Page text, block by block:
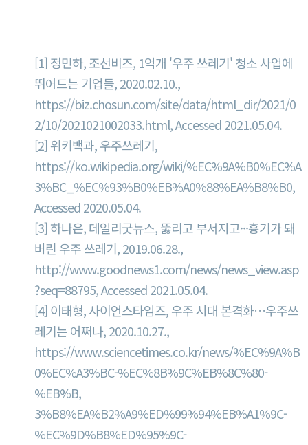
[1] 정민하, 조선비즈, 1억개 '우주 쓰레기' 청소 사업에
뛰어드는 기업들, 2020.02.10.,
https://biz.chosun.com/site/data/html_dir/2021/0
2/10/2021021002033.html, Accessed 2021.05.04.
[2] 위키백과, 우주쓰레기,
https://ko.wikipedia.org/wiki/%EC%9A%B0%EC%A
3%BC_%EC%93%B0%EB%A0%88%EA%B8%B0,
Accessed 2020.05.04.
[3] 하나은, 데일리굿뉴스, 뚫리고 부서지고···흉기가 돼
버린 우주 쓰레기, 2019.06.28.,
http://www.goodnews1.com/news/news_view.asp
?seq=88795, Accessed 2021.05.04.
[4] 이태형, 사이언스타임즈, 우주 시대 본격화…우주쓰
레기는 어쩌나, 2020.10.27.,
https://www.sciencetimes.co.kr/news/%EC%9A%B
0%EC%A3%BC-%EC%8B%9C%EB%8C%80-
%EB%B,
3%B8%EA%B2%A9%ED%99%94%EB%A1%9C-
%EC%9D%B8%ED%95%9C-